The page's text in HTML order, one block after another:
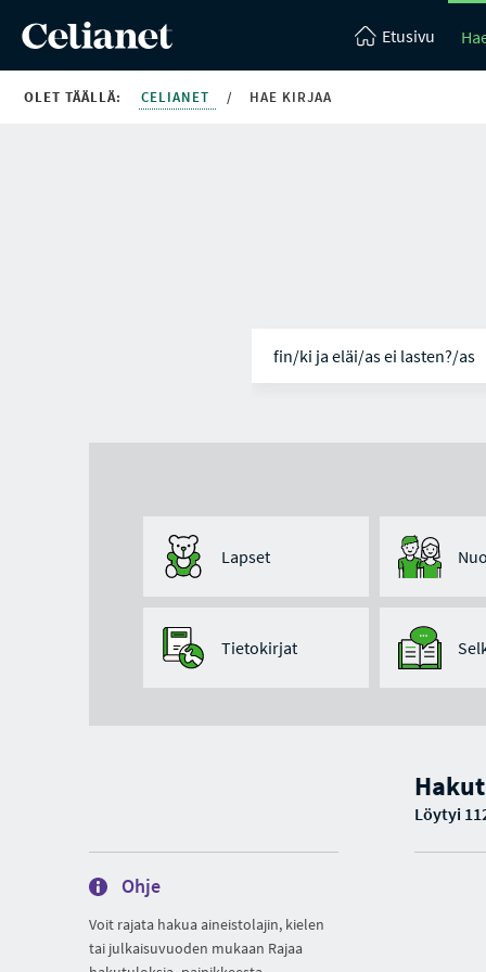
Etusivu
OLET TÄÄLLÄ: CELIANET / HAE KIRJAA
Lapset
Tietokirjat
Löytyi
Ohje
Voit rajata hakua aineistolajin, kielen
tai julkaisuvuoden mukaan Rajaa